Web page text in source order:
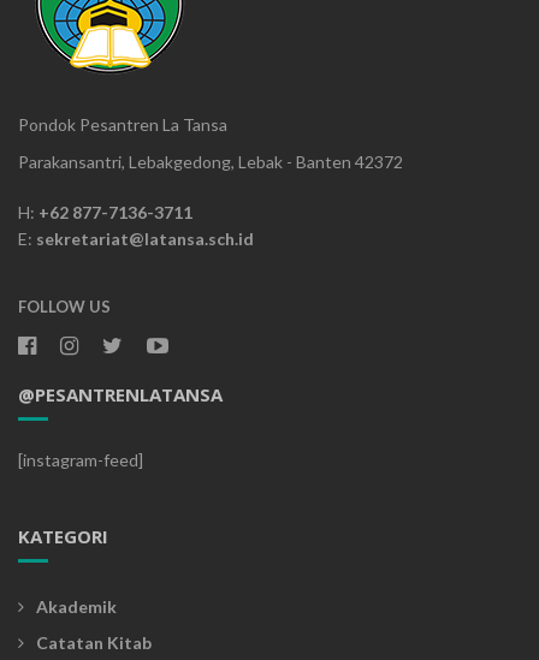
Pondok Pesantren La Tansa
Parakansantri, Lebakgedong, Lebak - Banten 42372
H: +62 877-7136-3711
E: sekretariat@latansa.sch.id
FOLLOW US
@PESANTRENLATANSA
[instagram-feed]
KATEGORI
Akademik
Catatan Kitab